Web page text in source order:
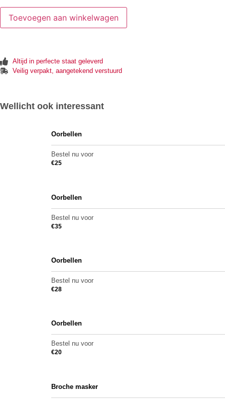
Toevoegen aan winkelwagen
Altijd in perfecte staat geleverd
Veilig verpakt, aangetekend verstuurd
Wellicht ook interessant
Oorbellen
Bestel nu voor
€25
Oorbellen
Bestel nu voor
€35
Oorbellen
Bestel nu voor
€28
Oorbellen
Bestel nu voor
€20
Broche masker